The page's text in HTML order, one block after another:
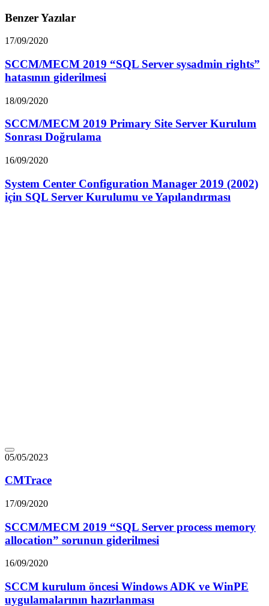
Benzer Yazılar
17/09/2020
SCCM/MECM 2019 “SQL Server sysadmin rights”
hatasının giderilmesi
18/09/2020
SCCM/MECM 2019 Primary Site Server Kurulum
Sonrası Doğrulama
16/09/2020
System Center Configuration Manager 2019 (2002)
için SQL Server Kurulumu ve Yapılandırması
05/05/2023
CMTrace
17/09/2020
SCCM/MECM 2019 “SQL Server process memory
allocation” sorunun giderilmesi
16/09/2020
SCCM kurulum öncesi Windows ADK ve WinPE
uygulamalarının hazırlanması